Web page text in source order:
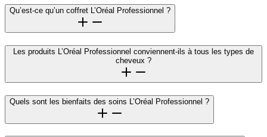
Qu’est-ce qu’un coffret L’Oréal Professionnel ?
Les produits L’Oréal Professionnel conviennent-ils à tous les types de
cheveux ?
Quels sont les bienfaits des soins L’Oréal Professionnel ?